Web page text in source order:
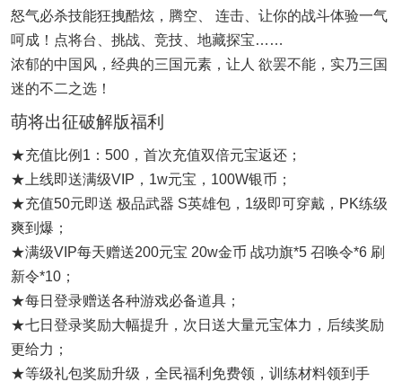
怒气必杀技能狂拽酷炫，腾空、 连击、让你的战斗体验一气
呵成！点将台、挑战、竞技、地藏探宝……
浓郁的中国风，经典的三国元素，让人 欲罢不能，实乃三国
迷的不二之选！
萌将出征破解版福利
★充值比例1：500，首次充值双倍元宝返还；
★上线即送满级VIP，1w元宝，100W银币；
★充值50元即送 极品武器 S英雄包，1级即可穿戴，PK练级
爽到爆；
★满级VIP每天赠送200元宝 20w金币 战功旗*5 召唤令*6 刷
新令*10；
★每日登录赠送各种游戏必备道具；
★七日登录奖励大幅提升，次日送大量元宝体力，后续奖励
更给力；
★等级礼包奖励升级，全民福利免费领，训练材料领到手